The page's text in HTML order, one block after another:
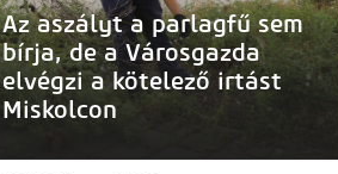
Az aszályt a parlagfű sem
bírja, de a Városgazda
elvégzi a kötelező irtást
Miskolcon